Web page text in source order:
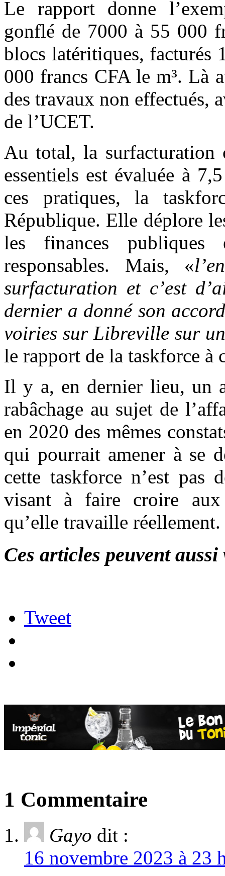
Le rapport donne
gonflé de 7000 à 55 000
blocs latéritiques, facturés
000 francs CFA le m³. Là
des travaux non effectués,
de l’UCET.
Au total, la surfacturation
essentiels est évaluée à
ces pratiques, la
République. Elle déplore
les finances
responsables. Mais, «
surfacturation et c’est
dernier a donné son
voiries sur Libreville sur
le rapport de la taskforce à
Il y a, en dernier lieu, un
rabâchage au sujet de
en 2020 des mêmes
qui pourrait amener à se
cette taskforce n’est
visant à faire croire aux
qu’elle travaille
Ces articles peuvent
Tweet
1 Commentaire
Gayo dit :
16 novembre 2023 à 23